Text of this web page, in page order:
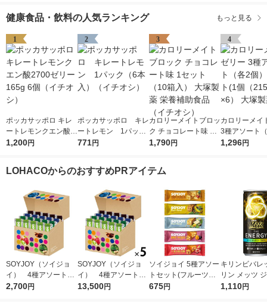
健康食品・飲料の人気ランキング もっと見る
1
ポッカサッポロ キレ
ートレモンクエン酸2
700ゼリー165g 6個
1,200円
2
ポッカサッポロ キレ
ートレモン 1パック
（6本入）（イチオ
771円
3
カロリーメイトブロッ
ク チョコレート味 1
セット（10箱入） 大
1,790円
4
カロリーメイ
3種アソート
個） 1セット
1,296円
LOHACOからのおすすめPRアイテム
SOYJOY（ソイジョ
イ） 4種アソートセ
ット 1箱（20本入）
2,700円
SOYJOY（ソイジョ
イ） 4種アソート
1セット（1箱（20本
13,500円
ソイジョイ 5種アソー
トセット(フルーツ＆
ベイクドチーズ・バナ
675円
キリンビバレ
リン メッツ
ジー 250ml 1
1,110円